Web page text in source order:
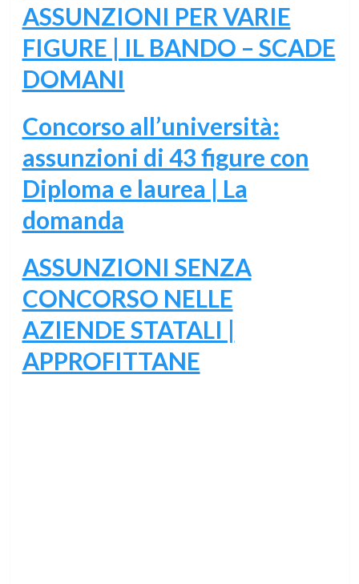
ASSUNZIONI PER VARIE
FIGURE | IL BANDO – SCADE
DOMANI
Concorso all’università:
assunzioni di 43 figure con
Diploma e laurea | La
domanda
ASSUNZIONI SENZA
CONCORSO NELLE
AZIENDE STATALI |
APPROFITTANE